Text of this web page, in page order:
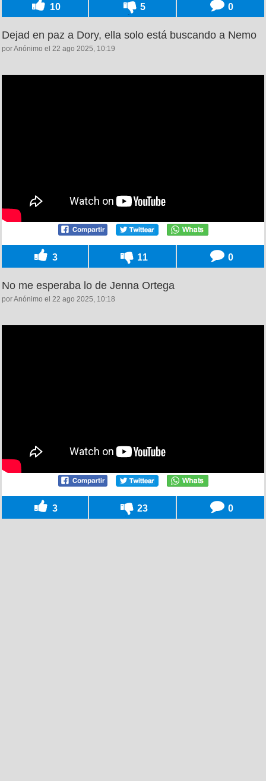
10 5 0
Dejad en paz a Dory, ella solo está buscando a Nemo
por Anónimo el 22 ago 2025, 10:19
3 11 0
No me esperaba lo de Jenna Ortega
por Anónimo el 22 ago 2025, 10:18
3 23 0